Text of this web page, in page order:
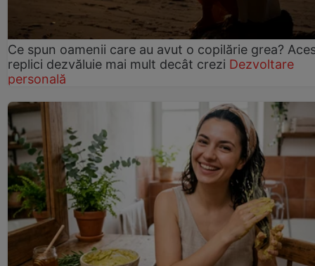
Ce spun oamenii care au avut o copilărie grea?
replici dezvăluie mai mult decât crezi Dezvoltare
personală